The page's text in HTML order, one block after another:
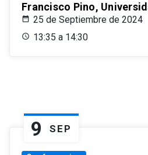
Francisco Pino,
25 de Septiembre de 2024
13:35 a 14:30
9 SEP